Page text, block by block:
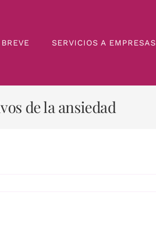
SERVICIOS A EMPRESAS
de la ansiedad